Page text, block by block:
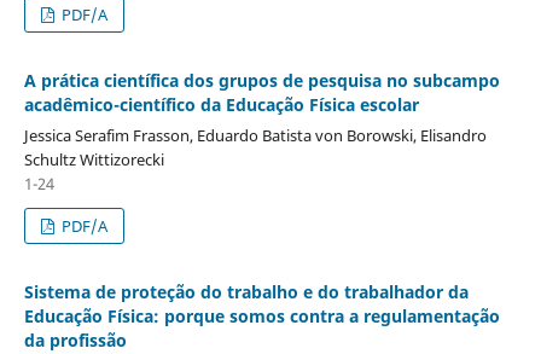
PDF/A
A prática científica dos grupos de pesquisa no subcampo
acadêmico-científico da Educação Física escolar
Jessica Serafim Frasson, Eduardo Batista von Borowski, Elisandro
Schultz Wittizorecki
1-24
PDF/A
Sistema de proteção do trabalho e do trabalhador da
Educação Física: porque somos contra a regulamentação
da profissão